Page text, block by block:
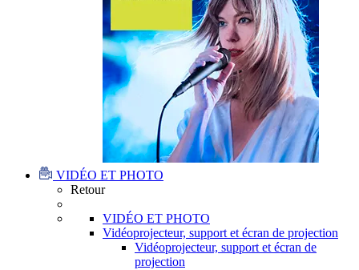
VIDÉO ET PHOTO
Retour
VIDÉO ET PHOTO
Vidéoprojecteur, support et écran de projection
Vidéoprojecteur, support et écran de
projection